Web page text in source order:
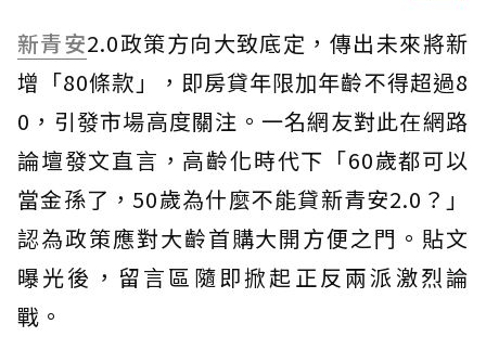
新青安2.0政策方向大致底定，傳出未來將新
增「80條款」，即房貸年限加年齡不得超過8
0，引發市場高度關注。一名網友對此在網路
論壇發文直言，高齡化時代下「60歲都可以
當金孫了，50歲為什麼不能貸新青安2.0？」
認為政策應對大齡首購大開方便之門。貼文
曝光後，留言區隨即掀起正反兩派激烈論
戰。